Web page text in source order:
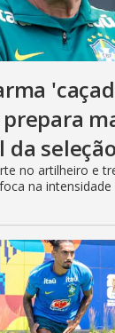
da seleção
no artilheiro e
na